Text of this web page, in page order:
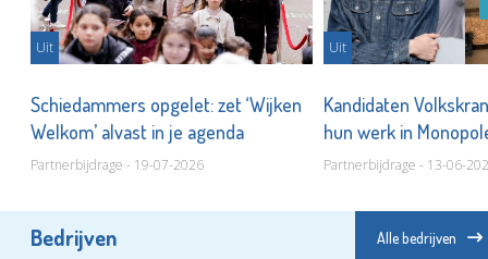
Uit
Schiedammers opgelet: zet ‘Wijken
Welkom’ alvast in je agenda
Partnerbijdrage - 19-07-2026
Uit
Kandidaten
hun werk in
Partnerbijdrage - 13-06-
Bedrijven Alle bedrijven